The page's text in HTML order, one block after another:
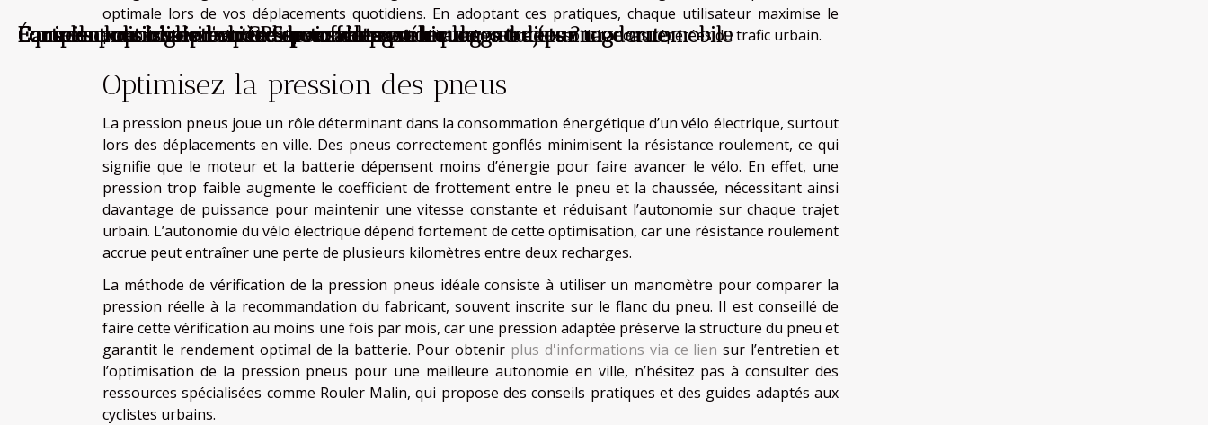
optimale lors de vos déplacements quotidiens. En adoptant ces pratiques, chaque utilisateur maximise le
potentiel de son vélo électrique et assure sa fiabilité, même face aux sollicitations répétées du trafic urbain.
Optimisez la pression des pneus
La pression pneus joue un rôle déterminant dans la consommation énergétique d’un vélo électrique, surtout
lors des déplacements en ville. Des pneus correctement gonflés minimisent la résistance roulement, ce qui
signifie que le moteur et la batterie dépensent moins d’énergie pour faire avancer le vélo. En effet, une
pression trop faible augmente le coefficient de frottement entre le pneu et la chaussée, nécessitant ainsi
davantage de puissance pour maintenir une vitesse constante et réduisant l’autonomie sur chaque trajet
urbain. L’autonomie du vélo électrique dépend fortement de cette optimisation, car une résistance roulement
accrue peut entraîner une perte de plusieurs kilomètres entre deux recharges.
La méthode de vérification de la pression pneus idéale consiste à utiliser un manomètre pour comparer la
pression réelle à la recommandation du fabricant, souvent inscrite sur le flanc du pneu. Il est conseillé de
faire cette vérification au moins une fois par mois, car une pression adaptée préserve la structure du pneu et
garantit le rendement optimal de la batterie. Pour obtenir plus d'informations via ce lien sur l’entretien et
l’optimisation de la pression pneus pour une meilleure autonomie en ville, n’hésitez pas à consulter des
ressources spécialisées comme Rouler Malin, qui propose des conseils pratiques et des guides adaptés aux
cyclistes urbains.
Équipements high-tech indispensables pour un conducteur moderne
Comment choisir le bon GPS pour votre véhicule
L'art de choisir sa première moto vintage
Conseils pour choisir votre service de remorquage et dépannage automobile
Comment optimiser l'espace de coffre pour les longs trajets ?